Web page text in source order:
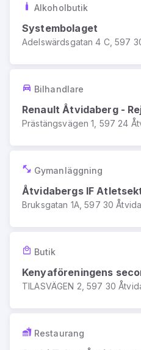
Alkoholbutik
Systembolaget
Adelswärdsgatan 4 C, 597
Bilhandlare
Renault Åtvidaberg -
Prästängsvägen 1, 597 24
Gymanläggning
Åtvidabergs IF
Bruksgatan 1A, 597 30
Butik
Kenyaföreningens
TILASVÄGEN 2, 597 30
Restaurang